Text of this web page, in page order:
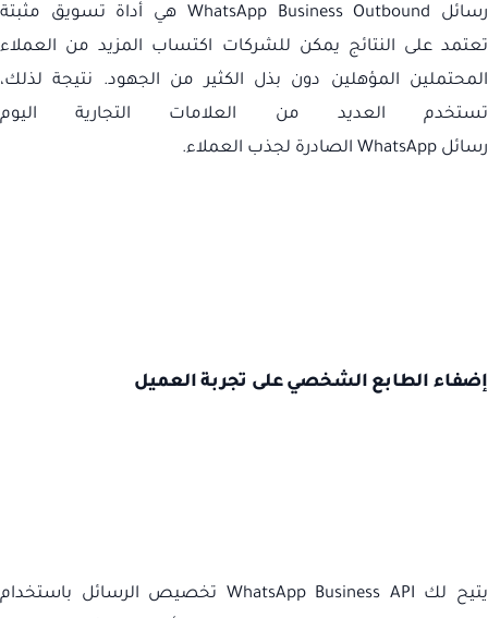
رسائل WhatsApp Business Outbound هي أداة تسويق مثبتة
تعتمد على النتائج يمكن للشركات اكتساب المزيد من العملاء
المحتملين المؤهلين دون بذل الكثير من الجهود. نتيجة لذلك،
تستخدم العديد من العلامات التجارية اليوم
رسائل WhatsApp الصادرة لجذب العملاء.
إضفاء الطابع الشخصي على تجربة العميل
يتيح لك WhatsApp Business API تخصيص الرسائل باستخدام